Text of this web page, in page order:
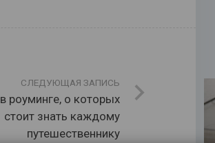
СЛЕДУЮЩАЯ ЗАПИСЬ
роуминге, о которых
стоит знать каждому
путешественнику